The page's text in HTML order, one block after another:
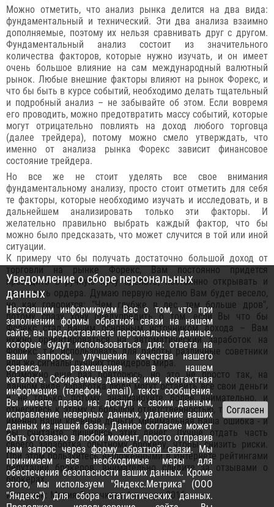
Можно отметить, что анализ рынка делится на два вида:
фундаментальный и технический. Эти два анализа взаимно
дополняемые, поэтому их нельзя сравнивать друг с другом.
Фундаментальный анализ состоит из значительного
количества факторов, которые нужно изучать, и он имеет
очень большое влияние на сам международный валютный
рынок. Любые внешние факторы влияют на рынок Форекс, и
что бы быть в курсе событий, необходимо делать тщательный
и подробный анализ – не забывайте об этом. Если вовремя
его проводить, можно предотвратить массу событий, которые
могут отрицательно повлиять на доход любого торговца
(далее трейдера), потому можно смело утверждать, что
именно от анализа рынка Форекс зависит финансовое
состояние трейдера.
Но все же не стоит уделять все свое внимания
фундаментальному анализу, просто стоит отметить для себя
те факторы, которые необходимо изучать и исследовать, и в
дальнейшем анализировать только эти факторы. И
желательно правильно выбрать каждый фактор, что бы
можно было предсказать, что может случится в той или иной
ситуации.
К примеру что бы получать достаточно большой доход от
торговли на рынке Форекс, Вам постоянно придется
проводить в ручную кучу сделать, постоянно открывать и
закрывать ордера. Думаю первую неделю Вам будет весело,
но как говорится: "Чем глубже в лес, тем больше дров",
потому сразу хочу предупредить о том, если Вы что бы
Форекс стал Вашим основным источником дохода – Вам
нужно ориентироваться на автоматический заработок на
Форекс, т.е. использовать для работы различные советники
или же сигналы лучших трейдеров мира.
Возможно еще раз повторюсь, но это не просто так, на
данном виде заработка люди могут оставить все свои деньги
и не только, потому анализируйте более внимательно, и
отнеситесь к этому с большой ответственностью, т.к. на кону
именно Ваши кровные деньги, минимальная Ваша ошибка - и
Вы, считайте, лишились этих денег. Лучше отдать часть
своего заработка опытному брокеру, чтобы снизить риски.
При этом пользуйтесь выложенными в Интернете рейтингами
репутации брокеров, внимательно следите за отзывами о
брокерах.
Источник: Мария Лисечкова 1 января 2016
Уведомление о сборе персональных
данных
Настоящим информируем Вас о том, что при
заполнении формы обратной связи на нашем
сайте, вы предоставляете персональные данные,
которые будут использоваться для: ответа на
ваши запросы, улучшения качества нашего
сервиса, размещения в нашем
каталоге. Собираемые данные: имя, контактная
информация (телефон, email), текст сообщения.
Вы имеете право на: доступ к своим данным,
исправление неверных данных, удаление ваших
данных из нашей базы. Данное согласие может
быть отозвано в любой момент, просто отправив
нам запрос черезформу обратной связи. Мы
принимаем все необходимые меры для
обеспечения безопасности ваших данных. Кроме
этого, мы используем "Яндекс.Метрика" (ООО
"Яндекс") для сбора статистических данных.